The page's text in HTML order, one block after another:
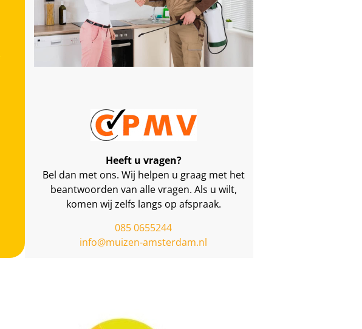
Heeft u vragen?
Bel dan met ons. Wij helpen u graag met het
beantwoorden van alle vragen. Als u wilt,
komen wij zelfs langs op afspraak.
085 0655244
info@muizen-amsterdam.nl